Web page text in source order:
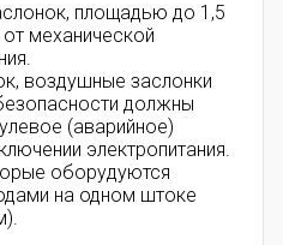
площадью до 1,5
механической
воздушные заслонки
должны
(аварийное)
электропитания.
оборудуются
на одном штоке